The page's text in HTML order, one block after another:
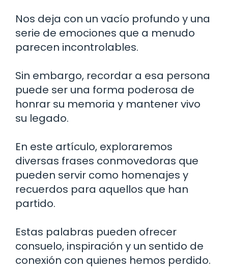
Nos deja con un vacío profundo y una
serie de emociones que a menudo
parecen incontrolables.
Sin embargo, recordar a esa persona
puede ser una forma poderosa de
honrar su memoria y mantener vivo
su legado.
En este artículo, exploraremos
diversas frases conmovedoras que
pueden servir como homenajes y
recuerdos para aquellos que han
partido.
Estas palabras pueden ofrecer
consuelo, inspiración y un sentido de
conexión con quienes hemos perdido.